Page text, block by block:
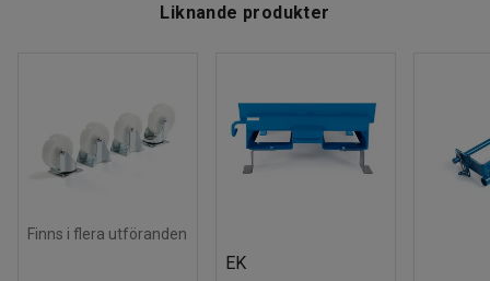
Liknande produkter
Finns i flera utföranden
EK